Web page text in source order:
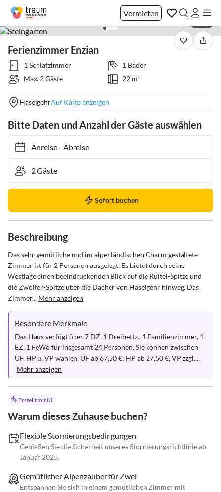
Vermieten
Ferienzimmer Enzian
1 Schlafzimmer
1 Bäder
Max. 2 Gäste
22 m²
HäselgehrAuf Karte anzeigen
Bitte Daten und Anzahl der Gäste auswählen
Anreise- Abreise
Sofort buchen
Beschreibung
Das sehr gemütliche und im alpenländischen Charm gestaltete
Zimmer ist für 2 Personen ausgelegt. Es bietet durch seine
Westlage einen beeindruckenden Blick auf die Ruitel-Spitze und
die Zwölfer-Spitze über die Dächer von Häselgehr hinweg. Das
Zimmer... Mehr anzeigen
Besondere Merkmale
Das Haus verfügt über 7 DZ, 1 Dreibettz., 1 Familienzimmer, 1
EZ, 1 FeWo für insgesamt 24 Personen. Sie können zwischen
ÜF, HP u. VP wählen. ÜF ab 67,50 €; HP ab 27,50 €, VP zzgl....
Mehr anzeigen
Erstellt mit KI
Warum dieses Zuhause buchen?
Flexible Stornierungsbedingungen
Genießen Sie die Sicherheit unseres Stornierungsrichtlinie ab
Januar 2025.
Gemütlicher Alpenzauber für Zwei
Entspannen Sie sich in einem gemütlichen Zimmer mit